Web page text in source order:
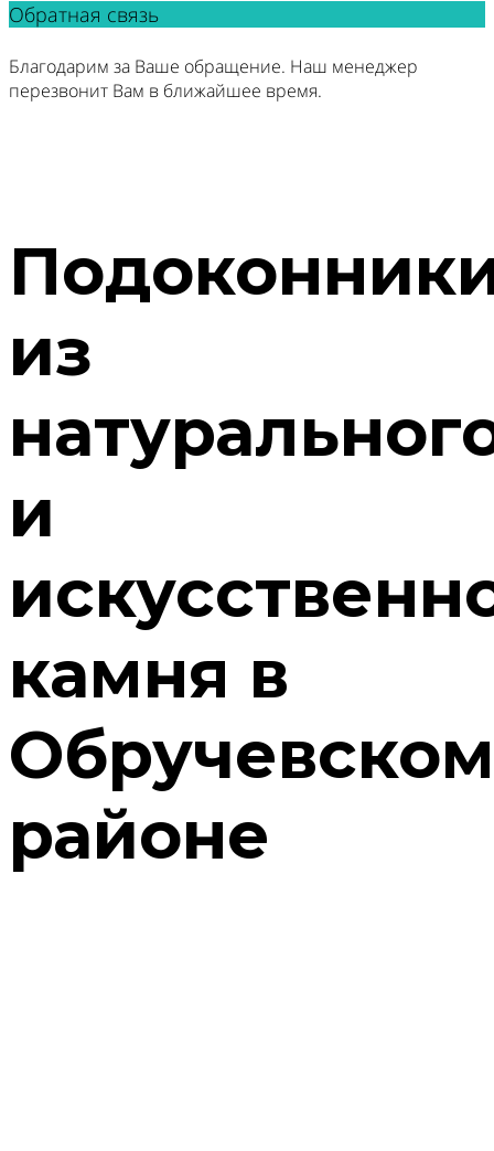
Обратная связь
Благодарим за Ваше обращение. Наш менеджер
перезвонит Вам в ближайшее время.
из
и
камня в
Обручевском
районе